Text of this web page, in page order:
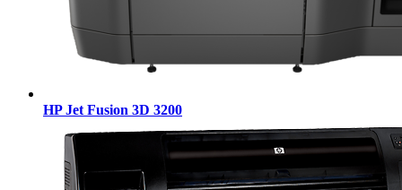
HP Jet Fusion 3D 3200